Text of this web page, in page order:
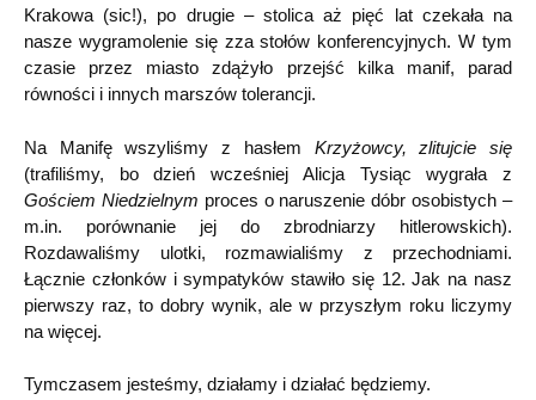
Krakowa (sic!), po drugie – stolica aż pięć lat czekała na
nasze wygramolenie się zza stołów konferencyjnych. W tym
czasie przez miasto zdążyło przejść kilka manif, parad
równości i innych marszów tolerancji.
Na Manifę wszyliśmy z hasłem Krzyżowcy, zlitujcie się
(trafiliśmy, bo dzień wcześniej Alicja Tysiąc wygrała z
Gościem Niedzielnym proces o naruszenie dóbr osobistych –
m.in. porównanie jej do zbrodniarzy hitlerowskich).
Rozdawaliśmy ulotki, rozmawialiśmy z przechodniami.
Łącznie członków i sympatyków stawiło się 12. Jak na nasz
pierwszy raz, to dobry wynik, ale w przyszłym roku liczymy
na więcej.
Tymczasem jesteśmy, działamy i działać będziemy.